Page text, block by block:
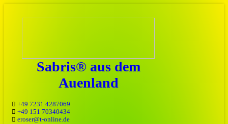
Sabris® aus dem
Auenland
+49 7231 4287069
+49 151 70340434
eroser@t-online.de